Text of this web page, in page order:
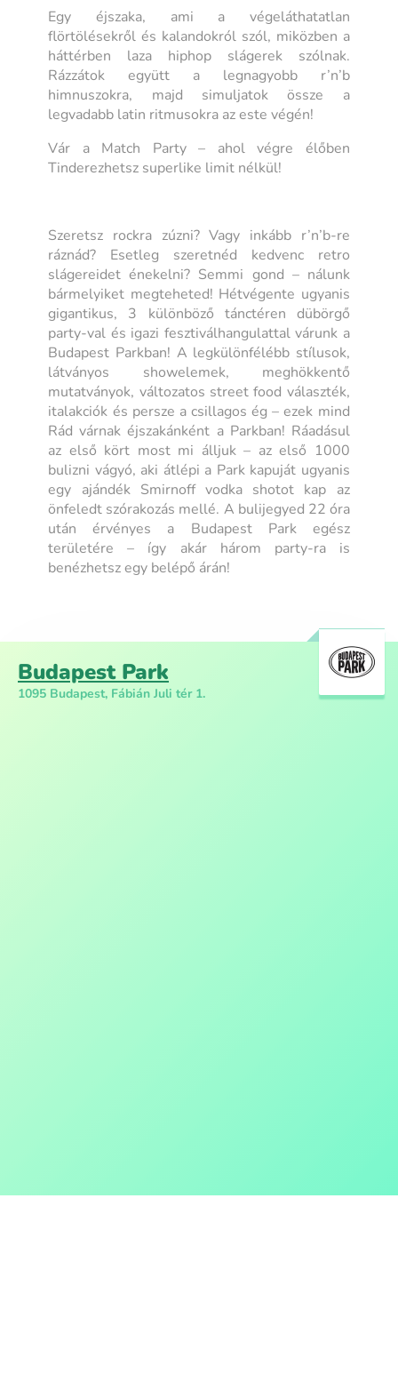
Egy éjszaka, ami a végeláthatatlan
flörtölésekről és kalandokról szól, miközben a
háttérben laza hiphop slágerek szólnak.
Rázzátok együtt a legnagyobb r’n’b
himnuszokra, majd simuljatok össze a
legvadabb latin ritmusokra az este végén!
Vár a Match Party – ahol végre élőben
Tinderezhetsz superlike limit nélkül!
Szeretsz rockra zúzni? Vagy inkább r’n’b-re
ráznád? Esetleg szeretnéd kedvenc retro
slágereidet énekelni? Semmi gond – nálunk
bármelyiket megteheted! Hétvégente ugyanis
gigantikus, 3 különböző tánctéren dübörgő
party-val és igazi fesztiválhangulattal várunk a
Budapest Parkban! A legkülönfélébb stílusok,
látványos showelemek, meghökkentő
mutatványok, változatos street food választék,
italakciók és persze a csillagos ég – ezek mind
Rád várnak éjszakánként a Parkban! Ráadásul
az első kört most mi álljuk – az első 1000
bulizni vágyó, aki átlépi a Park kapuját ugyanis
egy ajándék Smirnoff vodka shotot kap az
önfeledt szórakozás mellé. A bulijegyed 22 óra
után érvényes a Budapest Park egész
területére – így akár három party-ra is
benézhetsz egy belépő árán!
Budapest Park
1095 Budapest, Fábián Juli tér 1.